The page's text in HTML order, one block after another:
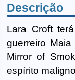
Descrição
Lara Croft
guerreiro
Mirror of
espírito